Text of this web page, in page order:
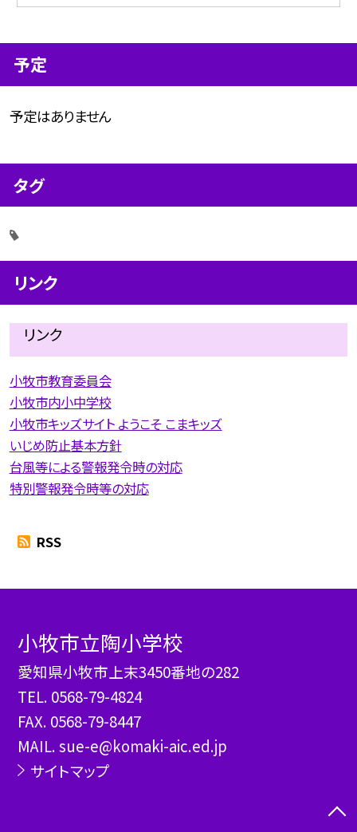
予定
予定はありません
タグ
リンク
リンク
小牧市教育委員会
小牧市内小中学校
小牧市キッズサイト ようこそ こまキッズ
いじめ防止基本方針
台風等による警報発令時の対応
特別警報発令時等の対応
RSS
小牧市立陶小学校
愛知県小牧市上末3450番地の282
TEL. 0568-79-4824
FAX. 0568-79-8447
MAIL. sue-e@komaki-aic.ed.jp
サイトマップ